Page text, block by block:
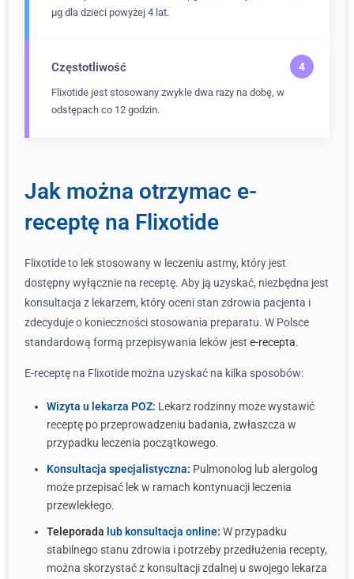
μg dla dzieci powyżej 4 lat.
Częstotliwość
Flixotide jest stosowany zwykle dwa razy na dobę, w
odstępach co 12 godzin.
Jak można otrzymac e-
receptę na Flixotide
Flixotide to lek stosowany w leczeniu astmy, który jest
dostępny wyłącznie na receptę. Aby ją uzyskać, niezbędna jest
konsultacja z lekarzem, który oceni stan zdrowia pacjenta i
zdecyduje o konieczności stosowania preparatu. W Polsce
standardową formą przepisywania leków jest e-recepta.
E-receptę na Flixotide można uzyskać na kilka sposobów:
Wizyta u lekarza POZ: Lekarz rodzinny może wystawić
receptę po przeprowadzeniu badania, zwłaszcza w
przypadku leczenia początkowego.
Konsultacja specjalistyczna: Pulmonolog lub alergolog
może przepisać lek w ramach kontynuacji leczenia
przewlekłego.
Teleporada lub konsultacja online: W przypadku
stabilnego stanu zdrowia i potrzeby przedłużenia recepty,
można skorzystać z konsultacji zdalnej u swojego lekarza